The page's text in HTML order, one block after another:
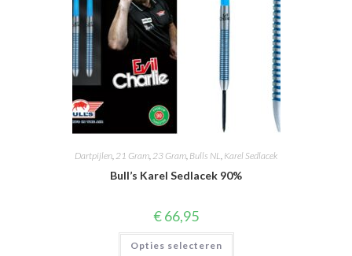
Dartpijlen,21 Gram,23 Gram, Bulls NL, Karel Sedlacek
Bull’s Karel Sedlacek 90%
€66,95
Opties selecteren
Dit